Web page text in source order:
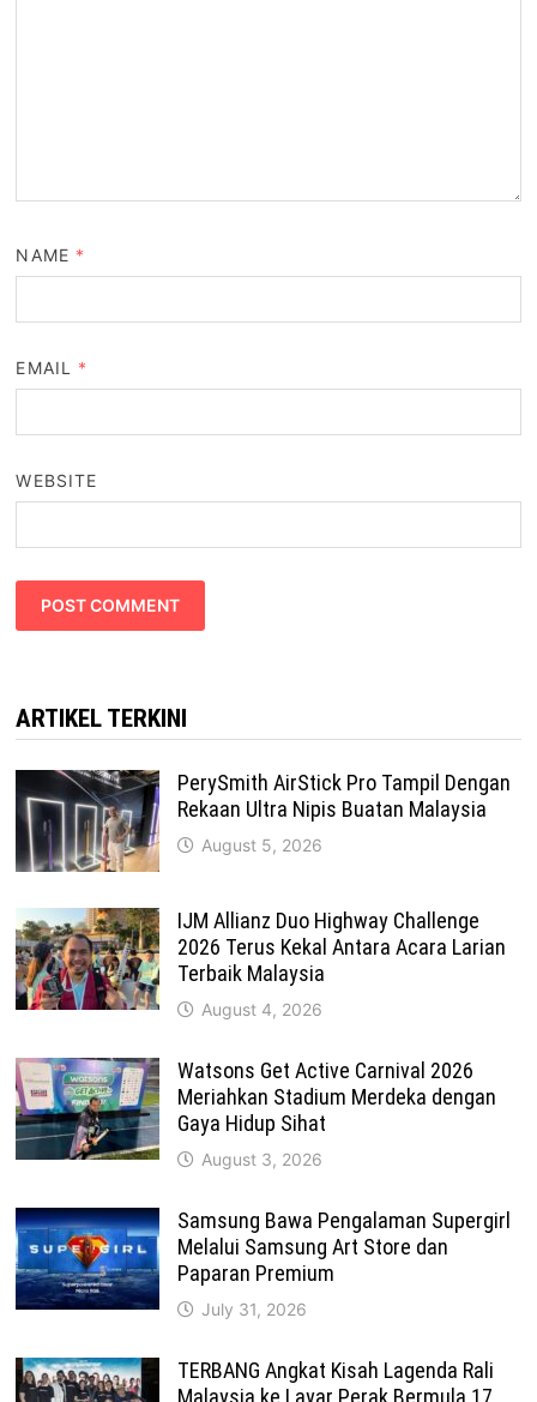
NAME *
EMAIL *
WEBSITE
ARTIKEL TERKINI
PerySmith AirStick Pro Tampil Dengan
Rekaan Ultra Nipis Buatan Malaysia
August 5, 2026
IJM Allianz Duo Highway Challenge
2026 Terus Kekal Antara Acara Larian
Terbaik Malaysia
August 4, 2026
Watsons Get Active Carnival 2026
Meriahkan Stadium Merdeka dengan
Gaya Hidup Sihat
August 3, 2026
Samsung Bawa Pengalaman Supergirl
Melalui Samsung Art Store dan
Paparan Premium
July 31, 2026
TERBANG Angkat Kisah Lagenda Rali